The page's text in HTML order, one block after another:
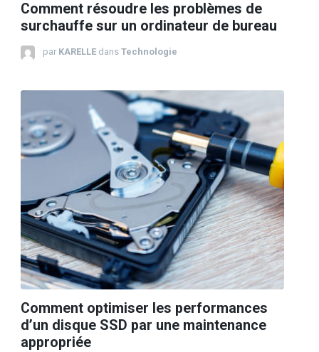
Comment résoudre les problèmes de
surchauffe sur un ordinateur de bureau
par KARELLE dans Technologie
Comment optimiser les performances
d’un disque SSD par une maintenance
appropriée